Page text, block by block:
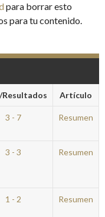
para borrar esto
para tu contenido.
Artículo
3 - 7 Resumen
3 - 3 Resumen
1 - 2 Resumen